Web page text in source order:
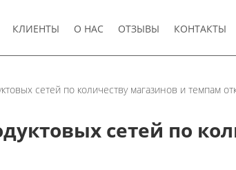
КЛИЕНТЫ О НАС ОТЗЫВЫ КОНТАКТЫ
сетей по количеству магазинов и темпам
сетей по